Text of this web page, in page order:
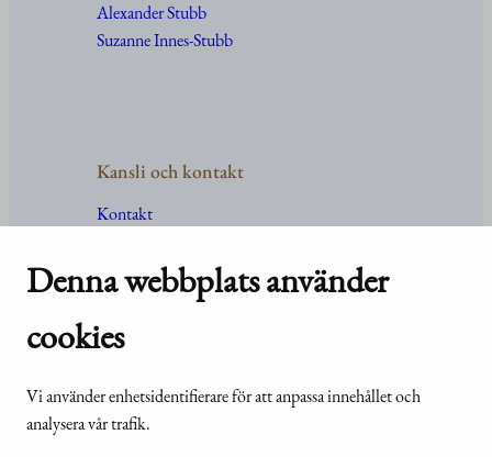
Denna webbplats använder
cookies
Vi använder enhetsidentifierare för att anpassa innehållet och
analysera vår trafik.
Alexander Stubb
Suzanne Innes-Stubb
Kansli och kontakt
Kontakt
För media
Vanliga frågor och svar
© Republikens
presidents kansli